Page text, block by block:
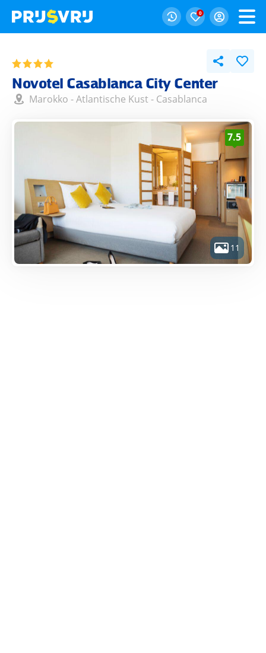
0
Novotel Casablanca City Center
Marokko -Atlantische Kust - Casablanca
11
7.5